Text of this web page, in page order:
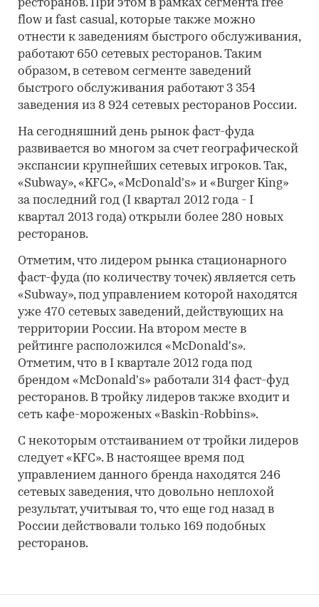
ресторанов. При этом в рамках сегмента free
flow и fast casual, которые также можно
отнести к заведениям быстрого обслуживания,
работают 650 сетевых ресторанов. Таким
образом, в сетевом сегменте заведений
быстрого обслуживания работают 3 354
заведения из 8 924 сетевых ресторанов России.
На сегодняшний день рынок фаст-фуда
развивается во многом за счет географической
экспансии крупнейших сетевых игроков. Так,
«Subway», «KFC», «McDonald's» и «Burger King»
за последний год (I квартал 2012 года - I
квартал 2013 года) открыли более 280 новых
ресторанов.
Отметим, что лидером рынка стационарного
фаст-фуда (по количеству точек) является сеть
«Subway», под управлением которой находятся
уже 470 сетевых заведений, действующих на
территории России. На втором месте в
рейтинге расположился «McDonald's».
Отметим, что в I квартале 2012 года под
брендом «McDonald's» работали 314 фаст-фуд
ресторанов. В тройку лидеров также входит и
сеть кафе-мороженых «Baskin-Robbins».
С некоторым отстаиванием от тройки лидеров
следует «KFC». В настоящее время под
управлением данного бренда находятся 246
сетевых заведения, что довольно неплохой
результат, учитывая то, что еще год назад в
России действовали только 169 подобных
ресторанов.